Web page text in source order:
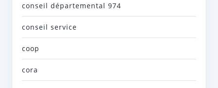
conseil départemental 974
conseil service
coop
cora